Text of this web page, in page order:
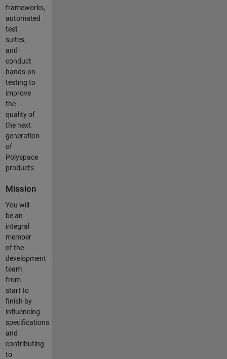
frameworks,
automated
test
suites,
and
conduct
hands-on
testing to
improve
the
quality of
the next
generation
of
Polyspace
products.
Mission
You will
be an
integral
member
of the
development
team
from
start to
finish by
influencing
specifications
and
contributing
to